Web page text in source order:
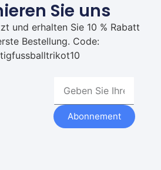
Sie uns
und erhalten Sie 10 % Rabatt
Bestellung. Code:
Abonnement